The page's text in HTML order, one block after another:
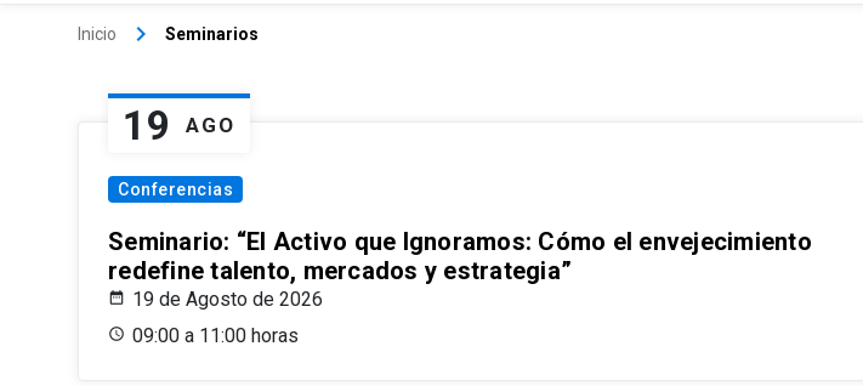
Inicio keyboard_arrow_right Seminarios
19 AGO
Conferencias
Seminario: “El Activo que Ignoramos: Cómo el envejecimiento
redefine talento, mercados y estrategia”
19 de Agosto de 2026
09:00 a 11:00 horas